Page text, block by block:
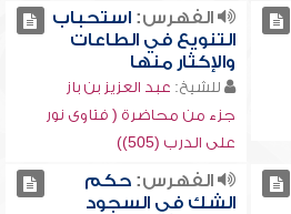
الفهرس:استحباب
التنويع في الطاعات
والإكثار منها
للشيخ: عبد العزيز بن باز
جزء من محاضرة ( فتاوى نور
على الدرب (505))
الفهرس:حكم
الشك في السجود